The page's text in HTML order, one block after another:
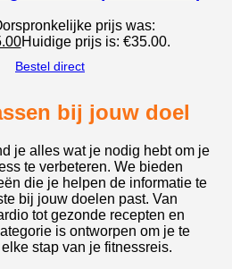
prijs was:
Huidige prijs is: €35.00.
Bestel direct
bij jouw doel
je alles wat je nodig hebt om je
te verbeteren. We bieden
die je helpen de informatie te
bij jouw doelen past. Van
tot gezonde recepten en
is ontworpen om je te
stap van je fitnessreis.